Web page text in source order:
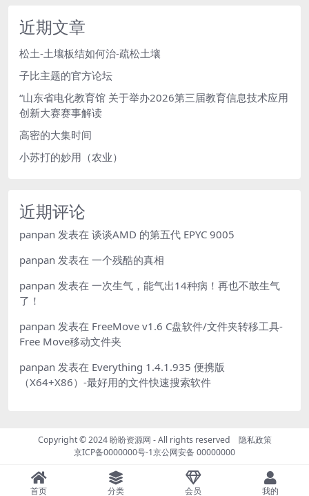
近期文章
松土-土壤板结如何治-疏松土壤
子比主题的官方论坛
“山东省电化教育馆 关于举办2026第三届教育信息技术应用
创新大赛赛事解读
高密的大集时间
小苏打的妙用（农业）
近期评论
panpan 发表在 谈谈AMD 的第五代 EPYC 9005
panpan 发表在 一个残酷的真相
panpan 发表在 一次生气，能气出14种病！再也不敢生气
了！
panpan 发表在 FreeMove v1.6 C盘软件/文件夹转移工具-
Free Move移动文件夹
panpan 发表在 Everything 1.4.1.935 便携版
（X64+X86）-最好用的文件快速搜索软件
Copyright © 2024盼盼资源网 - All rights reserved 隐私政策
京ICP备0000000号-1京公网安备 00000000
首页 分类 会员 我的